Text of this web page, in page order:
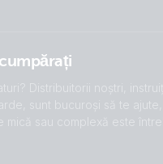
Distribuitorii noștri,
sunt bucuroși să te ajute,
mică sau complexă este